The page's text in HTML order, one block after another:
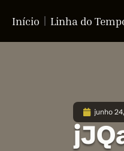
Início Linha do
junho